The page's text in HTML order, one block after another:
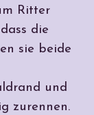
Ritter
die
sie beide
und
zurennen.